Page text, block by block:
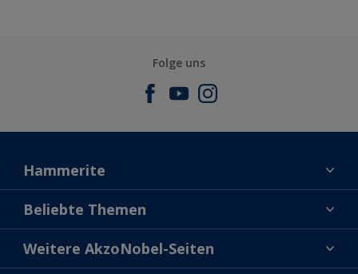
Folge uns
Hammerite
Kontaktiere uns
Finde einen Händler
Über uns
Beliebte Themen
Direkt auf Rost
Farben
Weitere AkzoNobel-Seiten